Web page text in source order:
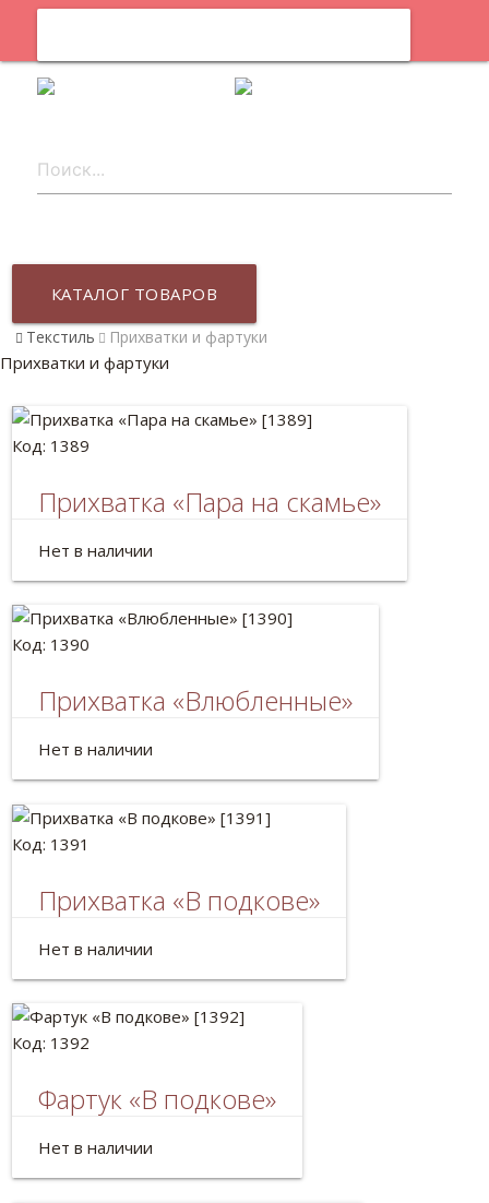
КАТАЛОГ ТОВАРОВ
Текстиль Прихватки и фартуки
Прихватки и фартуки
Код: 1389
Прихватка «Пара на скамье»
Размер: 25*17см.
Нет в наличии
Код: 1390
Прихватка «Влюбленные»
Размер: 25*17см.
Нет в наличии
Код: 1391
Прихватка «В подкове»
Размер: 25*17см.
Нет в наличии
Код: 1392
Фартук «В подкове»
Материал: лён
Нет в наличии